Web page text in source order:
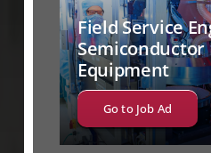
Field Service
Semiconductor
Equipment
Go to Job Ad